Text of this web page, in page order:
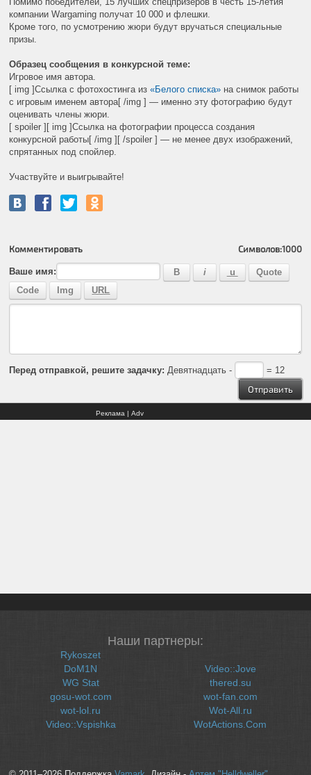
компании Wargaming получат 10 000 и флешки.
Кроме того, по усмотрению жюри будут вручаться специальные
призы.
Образец сообщения в конкурсной теме:
Игровое имя автора.
[ img ]Ссылка с фотохостинга из«Белого списка» на снимок работы
с игровым именем автора[ /img ] — именно эту фотографию будут
оценивать члены жюри.
[ spoiler ][ img ]Ссылка на фотографии процесса создания
конкурсной работы[ /img ][ /spoiler ] — не менее двух изображений,
спрятанных под спойлер.
Участвуйте и выигрывайте!
Комментировать Символов:1000
Ваше имя:
Перед отправкой, решите задачку: Девятнадцать - = 12
Реклама | Adv
Наши партнеры:
Rykoszet
DoM1N
WG Stat
gosu-wot.com
wot-lol.ru
Video::Vspishka
Video::Jove
thered.su
wot-fan.com
Wot-All.ru
WotActions.Com